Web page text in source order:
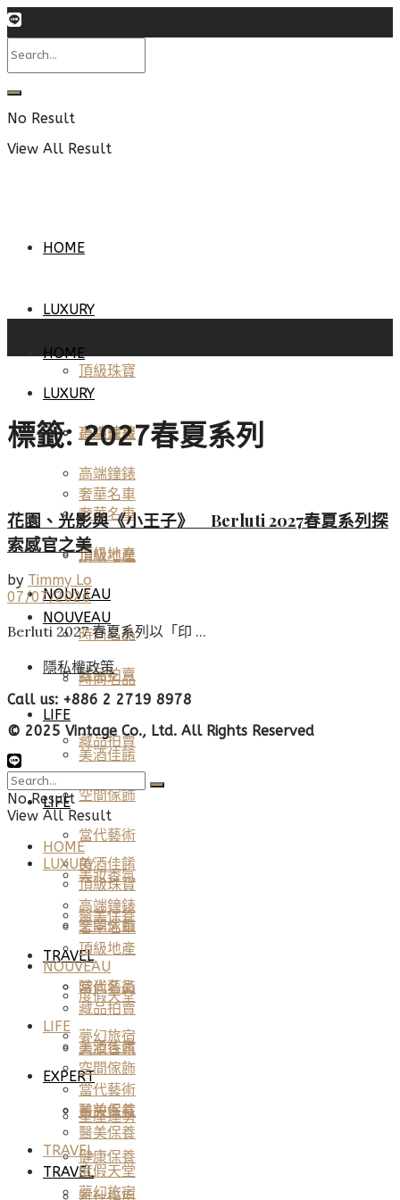
No Result
View All Result
HOME
LUXURY
頂級珠寶
高端鐘錶
奢華名車
頂級地產
NOUVEAU
時尚名品
藏品拍賣
LIFE
美酒佳餚
空間傢飾
當代藝術
美妝香氛
醫美保養
TRAVEL
HOME
LUXURY
頂級珠寶
高端鐘錶
奢華名車
頂級地產
NOUVEAU
時尚名品
藏品拍賣
LIFE
美酒佳餚
空間傢飾
當代藝術
美妝香氛
醫美保養
TRAVEL
度假天堂
夢幻旅宿
EXPERT
星座運勢
健康保養
標籤:2027春夏系列
花園、光影與《小王子》 Berluti 2027春夏系列探
索感官之美
by Timmy Lo
07/07/2026
Berluti 2027 春夏系列以「印 ...
隱私權政策
Call us: +886 2 2719 8978
© 2025 Vintage Co., Ltd. All Rights Reserved
No Result
View All Result
HOME
LUXURY
頂級珠寶
高端鐘錶
奢華名車
頂級地產
NOUVEAU
時尚名品
藏品拍賣
LIFE
美酒佳餚
空間傢飾
當代藝術
美妝香氛
醫美保養
TRAVEL
度假天堂
夢幻旅宿